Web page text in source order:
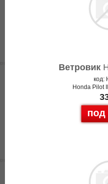
Ветровик
код:
Honda Pilot
под